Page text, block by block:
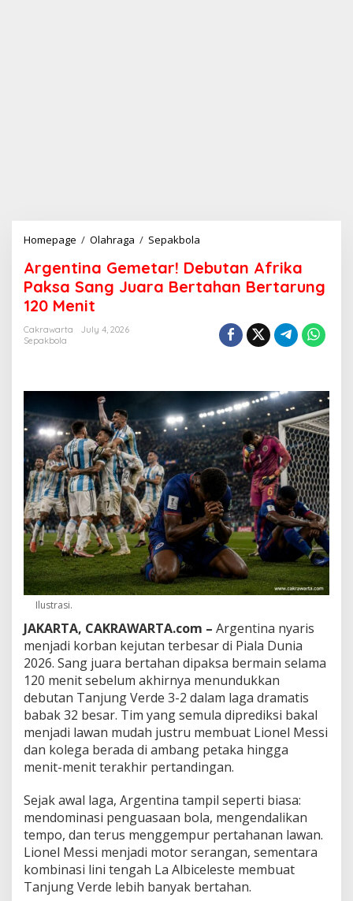
Homepage / Olahraga / Sepakbola
g
e
n
m
e
t
a
r
!
e
b
u
t
A
f
i
k
a
P
a
k
a
S
a
n
u
a
r
a
B
e
r
Argentina Gemetar! Debutan Afrika
Paksa Sang Juara Bertahan Bertarung
120 Menit
Cakrawarta
July 4, 2026
Sepakbola
Ilustrasi.
JAKARTA, CAKRAWARTA.com – Argentina nyaris
menjadi korban kejutan terbesar di Piala Dunia
2026. Sang juara bertahan dipaksa bermain selama
120 menit sebelum akhirnya menundukkan
debutan Tanjung Verde 3-2 dalam laga dramatis
babak 32 besar. Tim yang semula diprediksi bakal
menjadi lawan mudah justru membuat Lionel Messi
dan kolega berada di ambang petaka hingga
menit-menit terakhir pertandingan.
Sejak awal laga, Argentina tampil seperti biasa:
mendominasi penguasaan bola, mengendalikan
tempo, dan terus menggempur pertahanan lawan.
Lionel Messi menjadi motor serangan, sementara
kombinasi lini tengah La Albiceleste membuat
Tanjung Verde lebih banyak bertahan.